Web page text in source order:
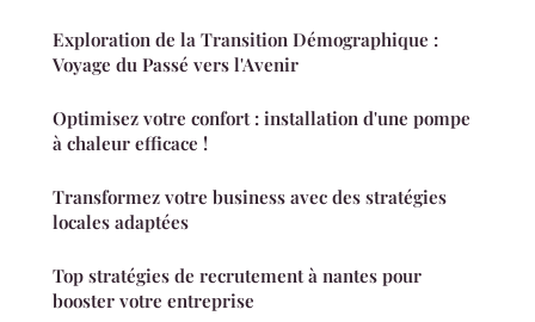
Exploration de la Transition Démographique :
Voyage du Passé vers l'Avenir
Optimisez votre confort : installation d'une pompe
à chaleur efficace !
Transformez votre business avec des stratégies
locales adaptées
Top stratégies de recrutement à nantes pour
booster votre entreprise